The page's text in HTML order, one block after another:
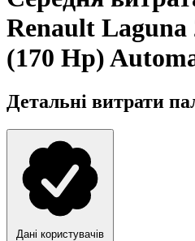
Renault Laguna
(170 Hp)
Детальні витрати
Дані користувачів